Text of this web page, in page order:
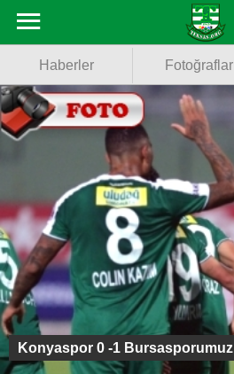
Fotoğraflar
Videolar
Basketbol
Voleybol
Puan Durumu
Fikstür
Facebook
MENU
Haberler Fotoğraflar
Konyaspor 0 -1 Bursasporumuz